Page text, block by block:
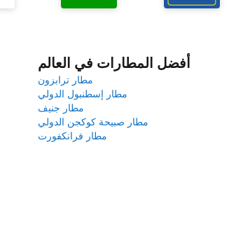
أفضل المطارات في العالم
مطار ترابزون
مطار إسطنبول الدولي
مطار جنيف
مطار صبيحة كوكجن الدولي
مطار فرانكفورت